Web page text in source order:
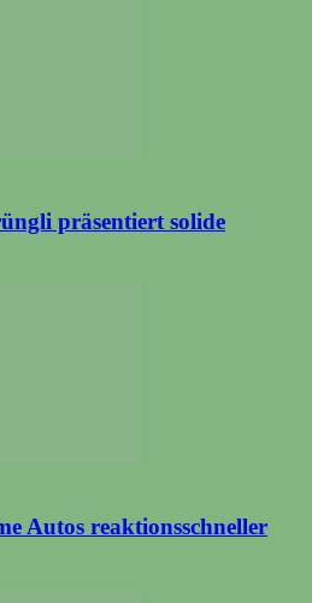
präsentiert solide
Autos reaktionsschneller